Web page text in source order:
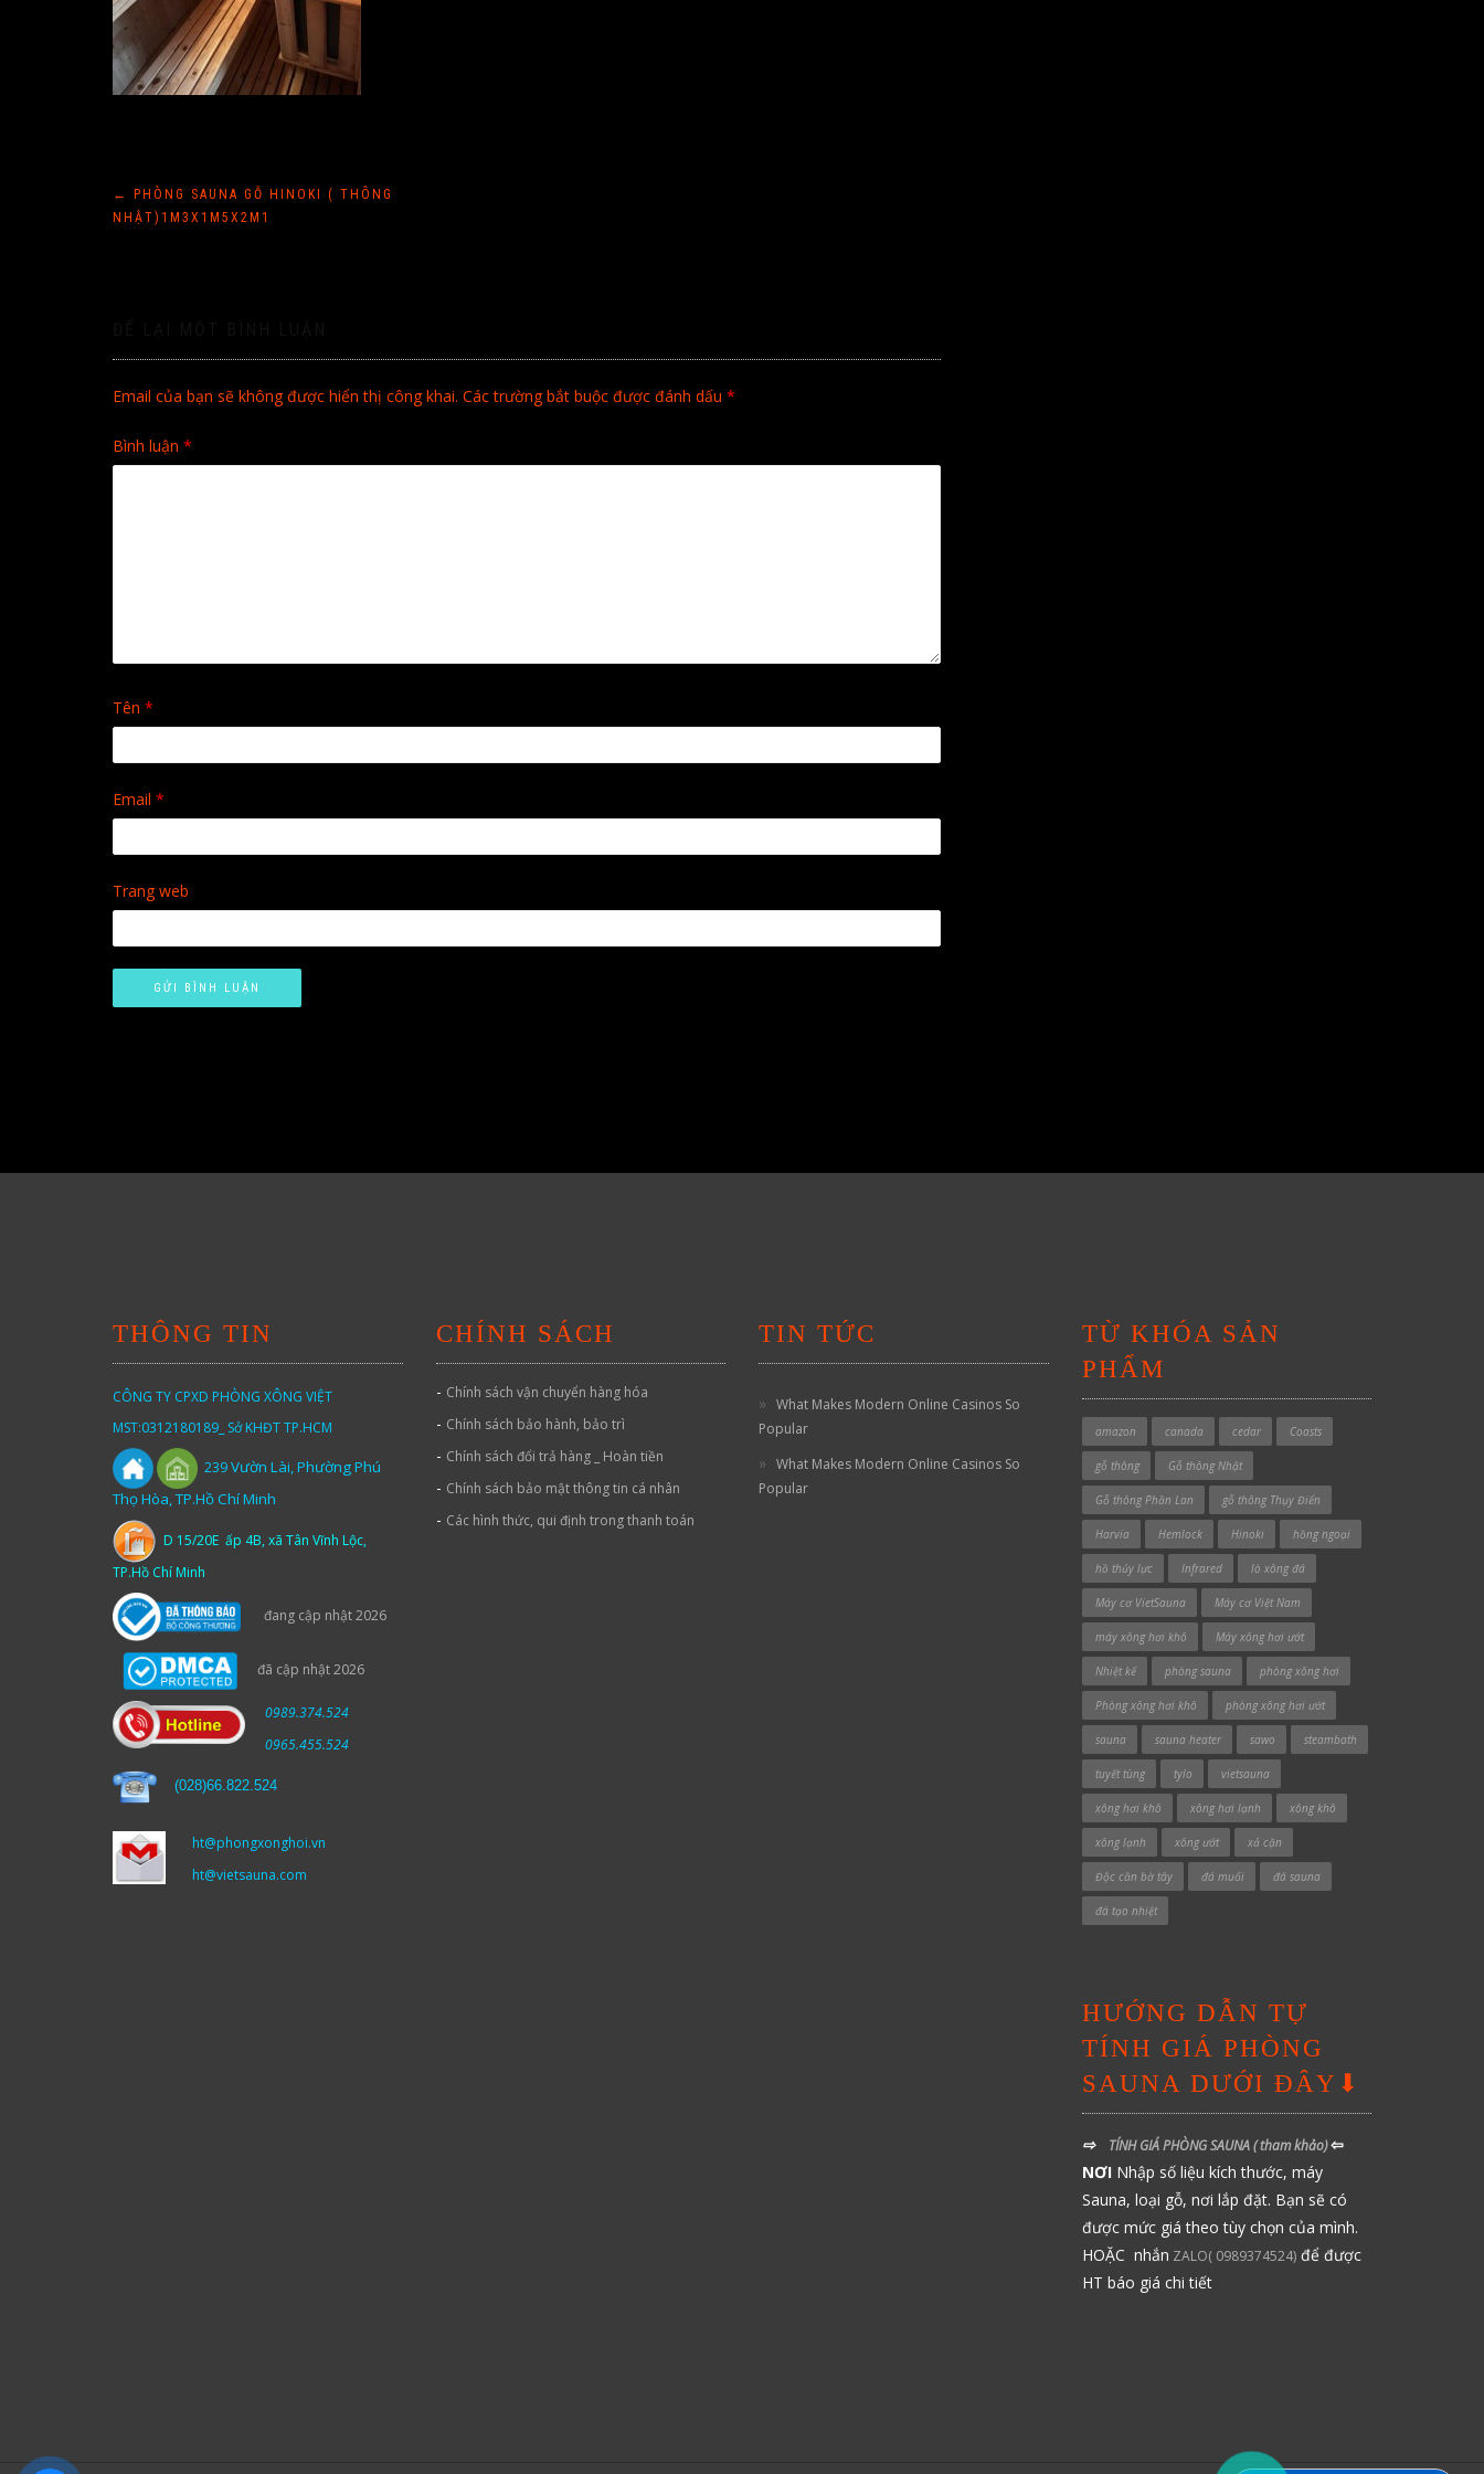
Điều
←
PHÒNG SAUNA GỖ HINOKI ( THÔNG
NHẬT)1M3X1M5X2M1
Email của bạn sẽ không được hiển thị công khai. Các trường bắt buộc được đánh dấu *
Bình luận *
Tên *
Email *
Trang web
THÔNG TIN
CÔNG TY CPXD PHÒNG XÔNG VIỆT
MST:0312180189_ Sở KHĐT TP.HCM
239Vườn Lài,Phường Phú
Thọ Hòa, TP.Hồ Chí Minh
D 15/20E ấp 4B, xã Tân Vĩnh Lộc,
TP.Hồ Chí Minh
đang cập nhật 2026
đã cập nhật 2026
0989.374.524
0965.455.524
(028)66.822.524
ht@phongxonghoi.vn
ht@vietsauna.com
CHÍNH SÁCH
- Chính sách vận chuyển hàng hóa
- Chính sách bảo hành, bảo trì
- Chính sách đổi trả hàng _ Hoàn tiền
- Chính sách bảo mật thông tin cá nhân
- Các hình thức, qui định trong thanh toán
TIN TỨC
What Makes Modern Online Casinos So
Popular
What Makes Modern Online Casinos So
Popular
TỪ KHÓA SẢN
PHẨM
amazon canada cedar Coasts
gỗ thông Gỗ thông Nhật
Gỗ thông Phần Lan gỗ thông Thụy Điển
Harvia Hemlock Hinoki hồng ngoại
hồ thủy lực Infrared lò xông đá
Máy cơ VietSauna Máy cơ Việt Nam
máy xông hơi khô Máy xông hơi ướt
Nhiệt kế phòng sauna phòng xông hơi
Phòng xông hơi khô phòng xông hơi ướt
sauna sauna heater sawo steambath
tuyết tùng tylo vietsauna
xông hơi khô xông hơi lạnh xông khô
xông lạnh xông ướt xả cặn
Độc cần bờ tây đá muối đá sauna
đá tạo nhiệt
HƯỚNG DẪN TỰ
TÍNH GIÁ PHÒNG
SAUNA DƯỚI ĐÂY⬇
⇨ TÍNH GIÁ PHÒNG SAUNA( tham khảo)⇦
NƠI Nhập số liệu kích thước, máy
Sauna, loại gỗ, nơi lắp đặt. Bạn sẽ có
được mức giá theo tùy chọn của mình.
HOẶC nhắn ZALO( 0989374524)để được
HT báo giá chi tiết